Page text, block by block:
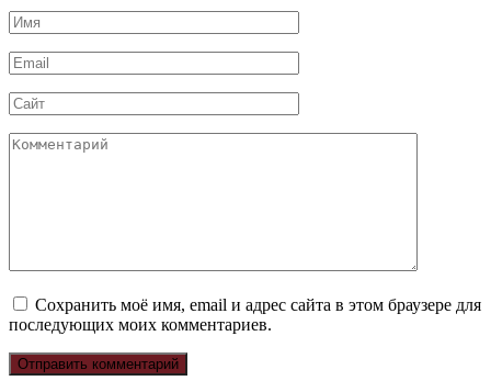
Имя
*
Email
*
Сайт
Комментарий
Сохранить моё имя, email и адрес сайта в этом браузере для
последующих моих комментариев.